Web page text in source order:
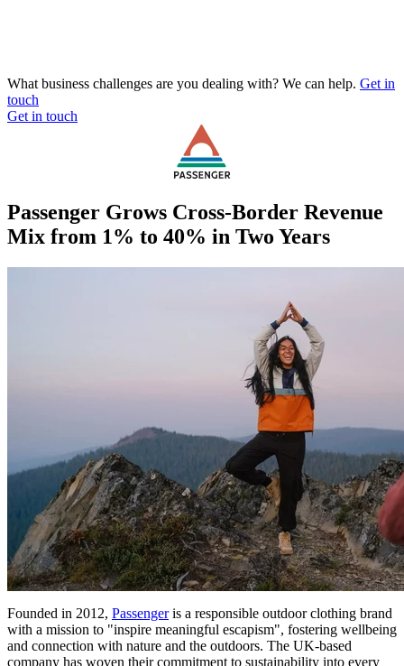
What business challenges are you dealing with? We can help. Get in
touch
Get in touch
Passenger Grows Cross-Border Revenue
Mix from 1% to 40% in Two Years
Founded in 2012, Passengeris a responsible outdoor clothing brand
with a mission to "inspire meaningful escapism", fostering wellbeing
and connection with nature and the outdoors. The UK-based
company has woven their commitment to sustainability into every